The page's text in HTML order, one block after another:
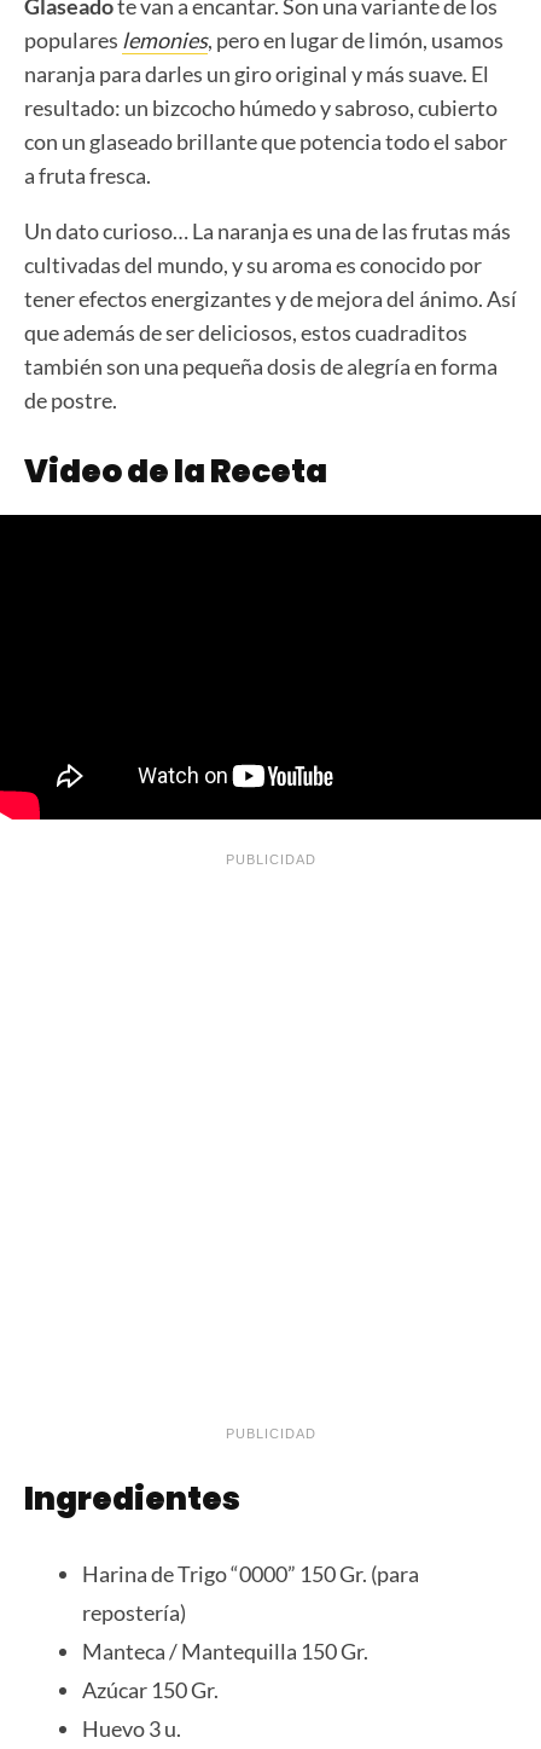
Glaseadote van a encantar. Son una variante de los
populares lemonies, pero en lugar de limón, usamos
naranja para darles un giro original y más suave. El
resultado: un bizcocho húmedo y sabroso, cubierto
con un glaseado brillante que potencia todo el sabor
a fruta fresca.
Un dato curioso… La naranja es una de las frutas más
cultivadas del mundo, y su aroma es conocido por
tener efectos energizantes y de mejora del ánimo. Así
que además de ser deliciosos, estos cuadraditos
también son una pequeña dosis de alegría en forma
de postre.
Video de la Receta
PUBLICIDAD
PUBLICIDAD
Ingredientes
Harina de Trigo “0000” 150 Gr. (para
repostería)
Manteca / Mantequilla 150 Gr.
Azúcar 150 Gr.
Huevo 3 u.